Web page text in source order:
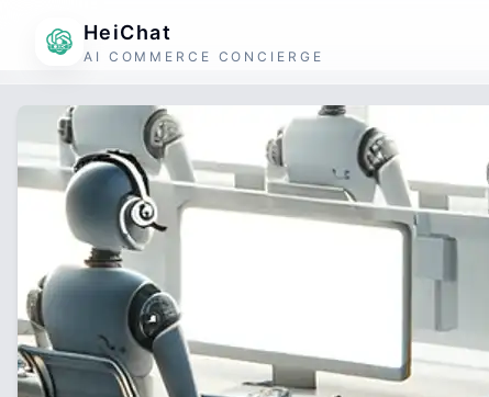
HeiChat
AI COMMERCE CONCIERGE